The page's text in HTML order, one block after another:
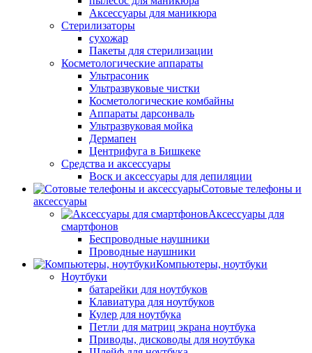
Аксессуары для маникюра
Стерилизаторы
сухожар
Пакеты для стерилизации
Косметологические аппараты
Ультрасоник
Ультразвуковые чистки
Косметологические комбайны
Аппараты дарсонваль
Ультразвуковая мойка
Дермапен
Центрифуга в Бишкеке
Средства и аксессуары
Воск и аксессуары для депиляции
Сотовые телефоны и
аксессуары
Аксессуары для
смартфонов
Беспроводные наушники
Проводные наушники
Компьютеры, ноутбуки
Ноутбуки
батарейки для ноутбуков
Клавиатура для ноутбуков
Кулер для ноутбука
Петли для матриц экрана ноутбука
Приводы, дисководы для ноутбука